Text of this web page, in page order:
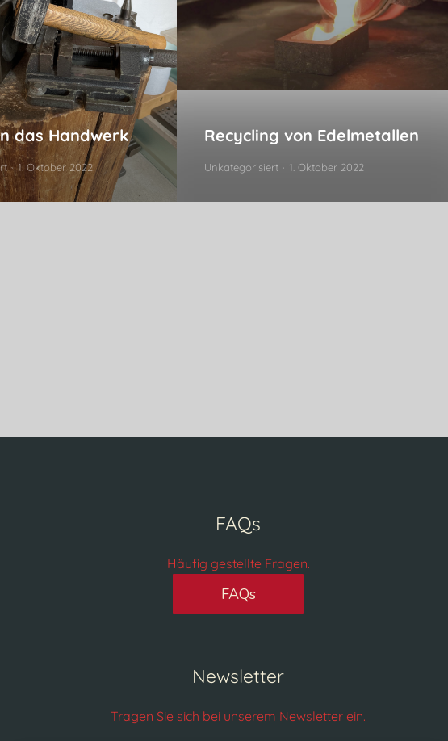
das Handwerk
1. Oktober 2022
Recycling von Edelmetallen
Unkategorisiert 1. Oktober 2022
FAQs
Häufig gestellte Fragen.
FAQs
Newsletter
Tragen Sie sich bei unserem Newsletter ein.